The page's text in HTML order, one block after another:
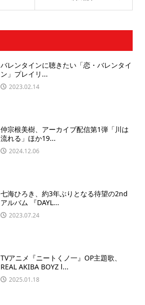
バレンタインに聴きたい「恋・バレンタイ
ン」プレイリ...
2023.02.14
仲宗根美樹、アーカイブ配信第1弾「川は
流れる」ほか19...
2024.12.06
七海ひろき、約3年ぶりとなる待望の2nd
アルバム 『DAYL...
2023.07.24
TVアニメ『ニートくノ一』OP主題歌、
REAL AKIBA BOYZ l...
2025.01.18